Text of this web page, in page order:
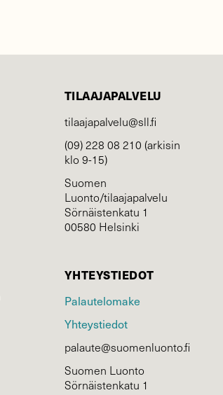
TILAAJAPALVELU
tilaajapalvelu@sll.fi
(09) 228 08 210 (arkisin
klo 9-15)
Suomen
Luonto/tilaajapalvelu
Sörnäistenkatu 1
00580 Helsinki
YHTEYSTIEDOT
Palautelomake
Yhteystiedot
palaute@suomenluonto.fi
Suomen Luonto
Sörnäistenkatu 1